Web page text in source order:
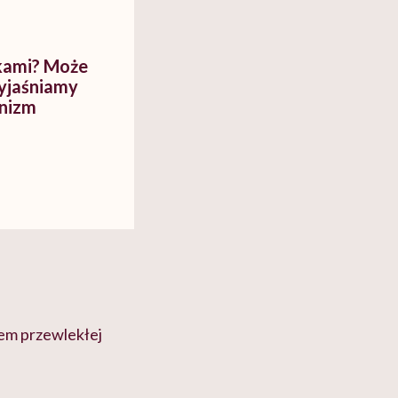
Może
przewlekłej